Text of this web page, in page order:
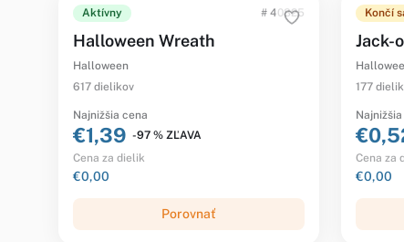
Aktívny # 40825
Halloween Wreath
Halloween
617 dielikov
Najnižšia cena
€1,39 -97 % ZĽAVA
Cena za dielik
€0,00
Porovnať
Končí
Jack-
177
Cena za
€0,00